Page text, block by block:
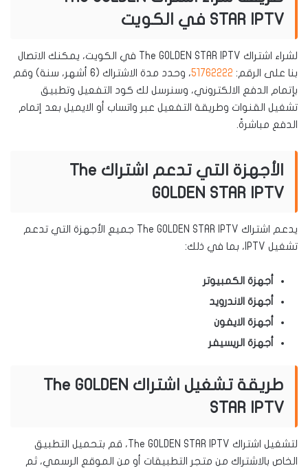
STAR IPTV في الكويت
لشراء اشتراك The GOLDEN STAR IPTV في الكويت، يمكنك الاتصال
بنا على الرقم: 51762222
، وحدد مدة الاشتراك (6 أشهر، سنة) وقم
بإتمام الدفع الالكتروني، وسنرسل لك كود التفعيل وتطبيق
تشغيل القنوات وطريقة التفعيل عبر واتساب أو الايميل بعد إتمام
الدفع مباشرةً.
الأجهزة التي تدعم اشتراك The
GOLDEN STAR IPTV
يدعم اشتراك The GOLDEN STAR IPTV جميع الأجهزة التي تدعم
تشغيل IPTV، بما في ذلك:
أجهزة الكمبيوتر
أجهزة الاندرويد
أجهزة الايفون
أجهزة الريسيفر
طريقة تشغيل اشتراك The GOLDEN
STAR IPTV
لتشغيل اشتراك The GOLDEN STAR IPTV، قم بتحميل التطبيق
الخاص بالاشتراك من متجر التطبيقات أو من الموقع الرسمي، ثم